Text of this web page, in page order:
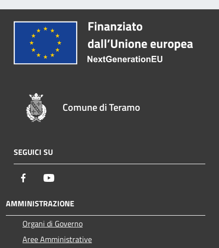
Comune di Teramo
SEGUICI SU
Facebook
AMMINISTRAZIONE
Organi di Governo
Aree Amministrative